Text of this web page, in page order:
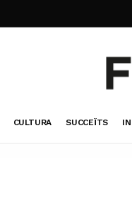
CULTURA SUCCEÏTS